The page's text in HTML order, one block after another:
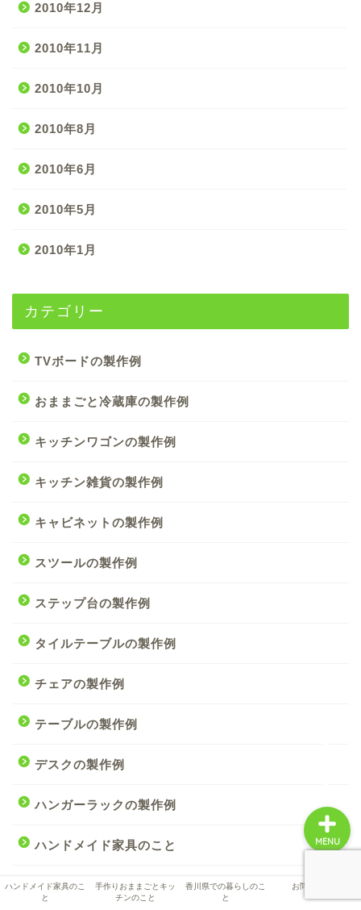
2010年12月
2010年11月
2010年10月
2010年8月
2010年6月
2010年5月
2010年1月
カテゴリー
TVボードの製作例
おままごと冷蔵庫の製作例
キッチンワゴンの製作例
キッチン雑貨の製作例
キャビネットの製作例
スツールの製作例
ステップ台の製作例
タイルテーブルの製作例
チェアの製作例
テーブルの製作例
デスクの製作例
ハンガーラックの製作例
ハンドメイド家具のこと
ペットハウスの製作例
ハンドメイド家具のこ
と
手作りおままごとキッ
チンのこと
香川県での暮らしのこ
と
お問い合わせ
MENU
ハンドメイド家具のこと
手作りおままごとキッチ